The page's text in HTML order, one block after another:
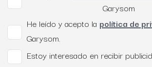
Garysom
He leído y acepto la política de
Garysom.
Estoy interesado en recibir